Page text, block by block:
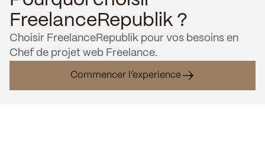
FreelanceRepublik ?
Choisir FreelanceRepublik pour vos besoins en
Chef de projet web Freelance.
Commencer l’experience